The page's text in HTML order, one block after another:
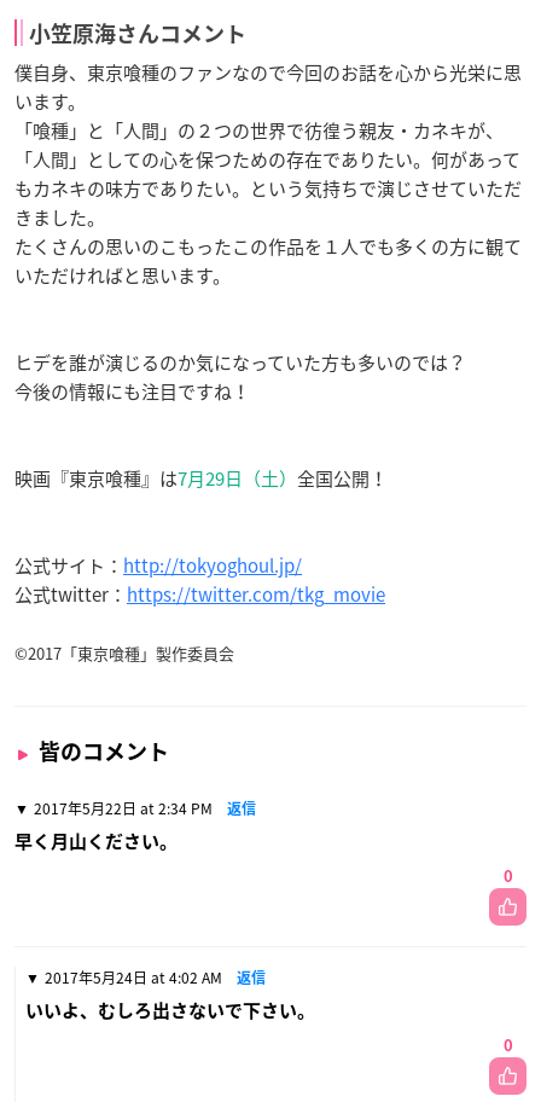
小笠原海さんコメント
僕自身、東京喰種のファンなので今回のお話を心から光栄に思
います。
「喰種」と「人間」の２つの世界で彷徨う親友・カネキが、
「人間」としての心を保つための存在でありたい。何があって
もカネキの味方でありたい。という気持ちで演じさせていただ
きました。
たくさんの思いのこもったこの作品を１人でも多くの方に観て
いただければと思います。
ヒデを誰が演じるのか気になっていた方も多いのでは？
今後の情報にも注目ですね！
映画『東京喰種』は7月29日（土） 全国公開！
公式サイト： http://tokyoghoul.jp/
公式twitter： https://twitter.com/tkg_movie
©2017「東京喰種」製作委員会
皆のコメント
2017年5月22日 at 2:34 PM 返信
早く月山ください。
0
2017年5月24日 at 4:02 AM 返信
いいよ、むしろ出さないで下さい。
0